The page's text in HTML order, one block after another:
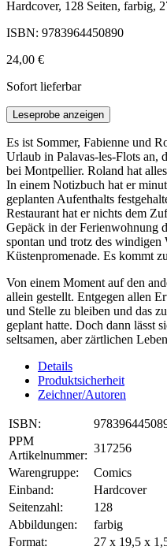
Hardcover, 128 Seiten, farbig,
ISBN: 9783964450890
24,00 €
Sofort lieferbar
Leseprobe anzeigen
Es ist Sommer, Fabienne und
Urlaub in Palavas-les-Flots an,
bei Montpellier. Roland hat
In einem Notizbuch hat er
geplanten Aufenthalts
Restaurant hat er nichts dem
Gepäck in der Ferienwohnung
spontan und trotz des windigen
Küstenpromenade. Es kommt
Von einem Moment auf den
allein gestellt. Entgegen allen
und Stelle zu bleiben und das
geplant hatte. Doch dann lässt
seltsamen, aber zärtlichen
Details
Produktsicherheit
Zeichner/Autoren
ISBN:
PPM
Artikelnummer:
317256
Warengruppe:
Comics
Einband:
Hardcover
Seitenzahl:
128
Abbildungen:
farbig
Format:
27 x 19,5 x